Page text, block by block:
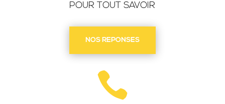
POUR TOUT SAVOIR
NOS REPONSES
